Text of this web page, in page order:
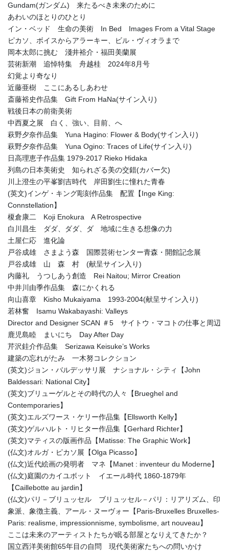
Gundam(ガンダム) 来たるべき未来のために
あわいのほとりのひとり
イン・ベッド 生命の美術 In Bed Images From a Vital Stage
ピカソ、ボイスからアラーキー、ビル・ヴィオラまで
岡本太郎に挑む 淺井裕介・福田美蘭展
芸術新潮 追悼特集 舟越桂 2024年8月号
幻覚より奇なり
近藤亜樹 ここにあるしあわせ
斎藤裕史作品集 Gift From HaNa(サイン入り)
戦後日本の前衛美術
中西夏之展 白く、強い、目前、へ
萩野夕奈作品集 Yuna Hagino: Flower & Body(サイン入り)
萩野夕奈作品集 Yuna Ogino: Traces of Life(サイン入り)
日高理恵子作品集 1979-2017 Rieko Hidaka
列島の日本美術史 知られざる美の交錯(カバー欠)
川上澄生の平峯劉吉時代 岸田劉生に憧れた青春
(英文)インゲ・キング彫刻作品集 配置【Inge King:
Connstellation】
榎倉康二 Koji Enokura A Retrospective
白川昌生 ダダ、ダダ、ダ 地域に生きる想像の力
土屋仁応 進化論
戸谷成雄 さまよう森 国際芸術センター青森・開館記念展
戸谷成雄 山 森 村 (献呈サイン入り)
内藤礼 うつしあう創造 Rei Naitou; Mirror Creation
中井川由季作品集 森にかくれる
向山喜章 Kisho Mukaiyama 1993-2004(献呈サイン入り)
若林奮 Isamu Wakabayashi: Valleys
Director and Designer SCAN ＃5 サイトウ・マコトの仕事と周辺
鹿児島睦 まいにち Day After Day
芹沢銈介作品集 Serizawa Keisuke’s Works
建築の忘れがたみ 一木努コレクション
(英文)ジョン・バルデッサリ展 ナショナル・シティ【John
Baldessari: National City】
(英文)ブリューゲルとその時代の人々【Brueghel and
Contemporaries】
(英文)エルズワース・ケリー作品集【Ellsworth Kelly】
(英文)ゲルハルト・リヒター作品集【Gerhard Richter】
(英文)マティスの版画作品【Matisse: The Graphic Work】
(仏文)オルガ・ピカソ展【Olga Picasso】
(仏文)近代絵画の発明者 マネ【Manet : inventeur du Moderne】
(仏文)庭園のカイユボット イエール時代 1860-1879年
【Caillebotte au jardin】
(仏文)パリ－ブリュッセル ブリュッセル－パリ：リアリズム、印
象派、象徴主義、アール・ヌーヴォー【Paris-Bruxelles Bruxelles-
Paris: realisme, impressionnisme, symbolisme, art nouveau】
ここは未来のアーティストたちが眠る部屋となりえてきたか？
国立西洋美術館65年目の自問 現代美術家たちへの問いかけ